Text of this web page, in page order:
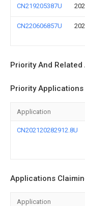
CN219205387U
CN220606857U
Priority And
Priority Applications
Application
CN202120282912.8U
Applications
Application